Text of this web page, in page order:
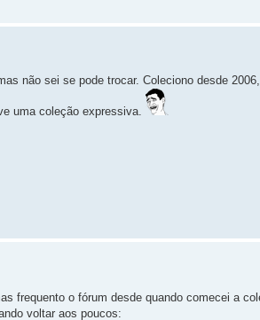
não sei se pode trocar. Coleciono desde
uma coleção expressiva.
frequento o fórum desde quando comecei a
voltar aos poucos: